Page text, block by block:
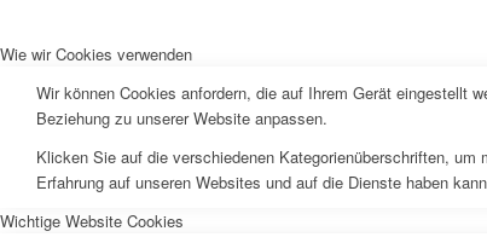
Wie wir Cookies verwenden
Wir können Cookies anfordern, die auf Ihrem Gerät eingestellt
Beziehung zu unserer Website anpassen.
Klicken Sie auf die verschiedenen Kategorienüberschriften,
Erfahrung auf unseren Websites und auf die Dienste haben
Wichtige Website Cookies